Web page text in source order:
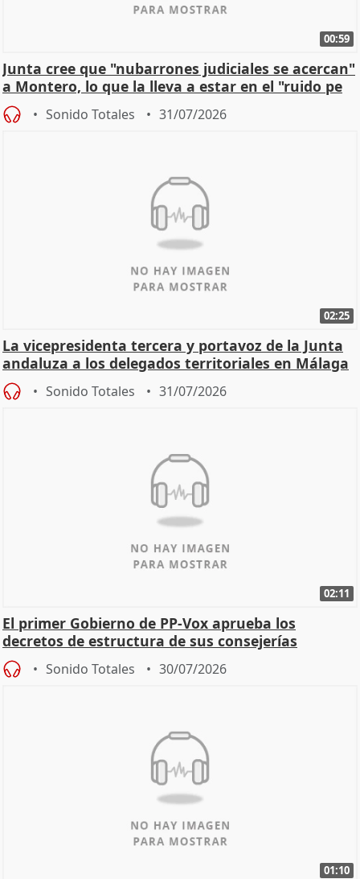
00:59
Junta cree que "nubarrones judiciales se acercan"
a Montero, lo que la lleva a estar en el "ruido pe
Sonido Totales 31/07/2026
02:25
La vicepresidenta tercera y portavoz de la Junta
andaluza a los delegados territoriales en Málaga
Sonido Totales 31/07/2026
02:11
El primer Gobierno de PP-Vox aprueba los
decretos de estructura de sus consejerías
Sonido Totales 30/07/2026
01:10